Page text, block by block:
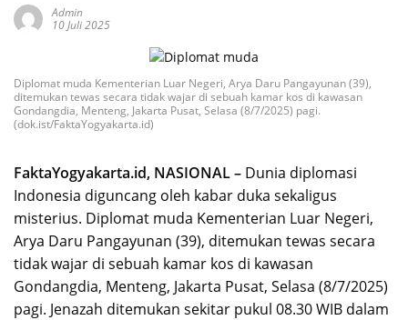
Admin
10 Juli 2025
Diplomat muda Kementerian Luar Negeri, Arya Daru Pangayunan (39),
ditemukan tewas secara tidak wajar di sebuah kamar kos di kawasan
Gondangdia, Menteng, Jakarta Pusat, Selasa (8/7/2025) pagi.
(dok.ist/FaktaYogyakarta.id)
FaktaYogyakarta.id, NASIONAL – Dunia diplomasi
Indonesia diguncang oleh kabar duka sekaligus
misterius. Diplomat muda Kementerian Luar Negeri,
Arya Daru Pangayunan (39), ditemukan tewas secara
tidak wajar di sebuah kamar kos di kawasan
Gondangdia, Menteng, Jakarta Pusat, Selasa (8/7/2025)
pagi. Jenazah ditemukan sekitar pukul 08.30 WIB dalam